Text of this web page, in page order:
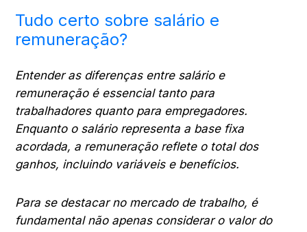
Tudo certo sobre salário e
remuneração?
Entender as diferenças entre salário e
remuneração é essencial tanto para
trabalhadores quanto para empregadores.
Enquanto o salário representa a base fixa
acordada, a remuneração reflete o total dos
ganhos, incluindo variáveis e benefícios.
Para se destacar no mercado de trabalho, é
fundamental não apenas considerar o valor do